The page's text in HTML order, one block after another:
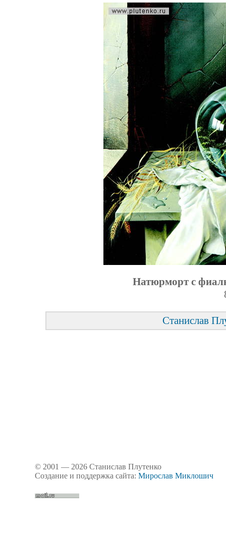
Натюрморт с
Станислав
© 2001 — 2026 Станислав Плутенко
Создание и поддержка сайта: Мирослав Миклошич